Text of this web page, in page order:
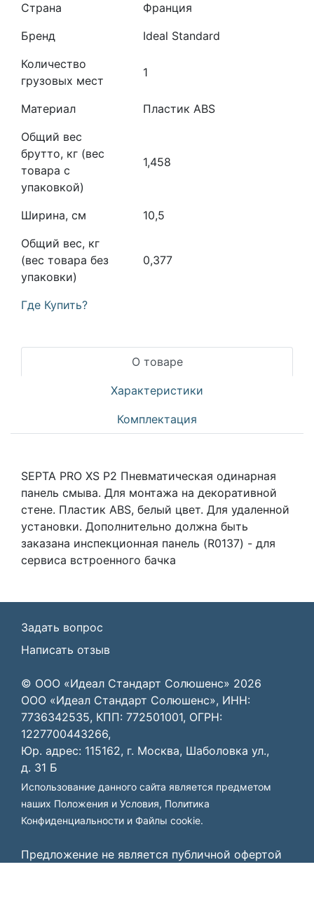
Страна
Франция
Бренд
Ideal Standard
Количество
грузовых мест
1
Материал
Пластик ABS
Общий вес
брутто, кг (вес
товара с
упаковкой)
1,458
Ширина, см
10,5
Общий вес, кг
(вес товара без
упаковки)
0,377
Где Купить?
О товаре
Характеристики
Комплектация
SEPTA PRO XS P2 Пневматическая одинарная
панель смыва. Для монтажа на декоративной
стене. Пластик ABS, белый цвет. Для удаленной
установки. Дополнительно должна быть
заказана инспекционная панель (R0137) - для
сервиса встроенного бачка
Задать вопрос
Написать отзыв
© ООО «Идеал Стандарт Солюшенс» 2026
ООО «Идеал Стандарт Солюшенс», ИНН:
7736342535, КПП: 772501001, ОГРН:
1227700443266,
Юр. адрес: 115162, г. Москва, Шаболовка ул.,
д. 31 Б
Использование данного сайта является предметом
наших Положения и Условия, Политика
Конфиденциальности и Файлы cookie.
Предложение не является публичной офертой